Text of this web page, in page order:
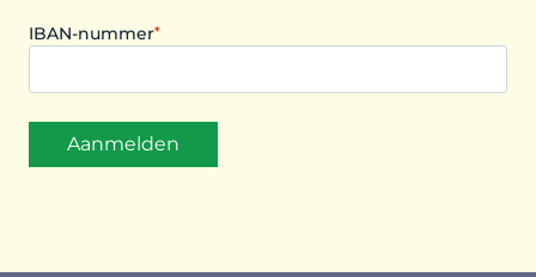
h
J
J
IBAN-nummer*